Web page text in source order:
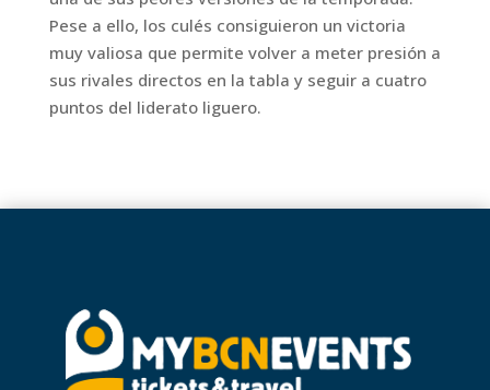
Pese a ello, los culés consiguieron un victoria
muy valiosa que permite volver a meter presión a
sus rivales directos en la tabla y seguir a cuatro
puntos del liderato liguero.